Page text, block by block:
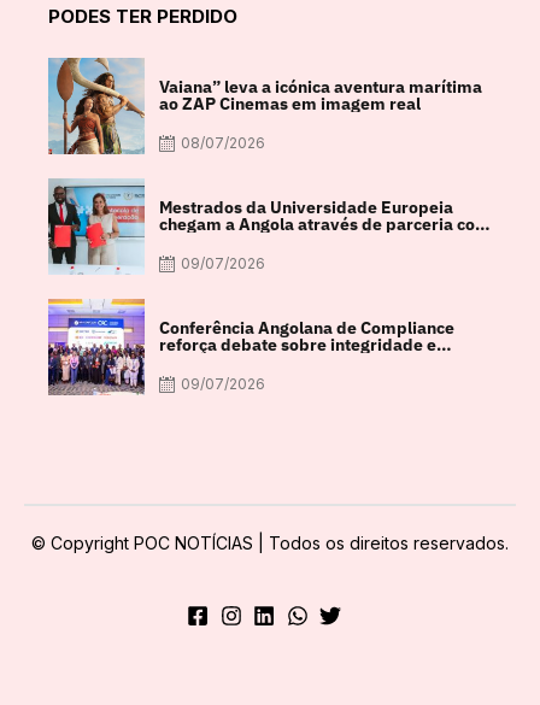
PODES TER PERDIDO
Vaiana” leva a icónica aventura marítima
ao ZAP Cinemas em imagem real
08/07/2026
Mestrados da Universidade Europeia
chegam a Angola através de parceria com
a FACUL
09/07/2026
Conferência Angolana de Compliance
reforça debate sobre integridade e
crescimento económico
09/07/2026
© Copyright POC NOTÍCIAS | Todos os direitos reservados.